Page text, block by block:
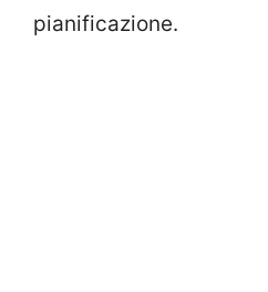
pianificazione.